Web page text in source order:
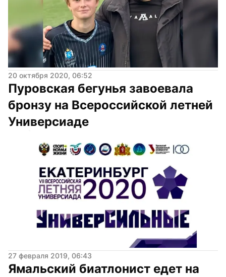
20 октября 2020, 06:52
Пуровская бегунья завоевала
бронзу на Всероссийской летней
Универсиаде
27 февраля 2019, 06:43
Ямальский биатлонист едет на